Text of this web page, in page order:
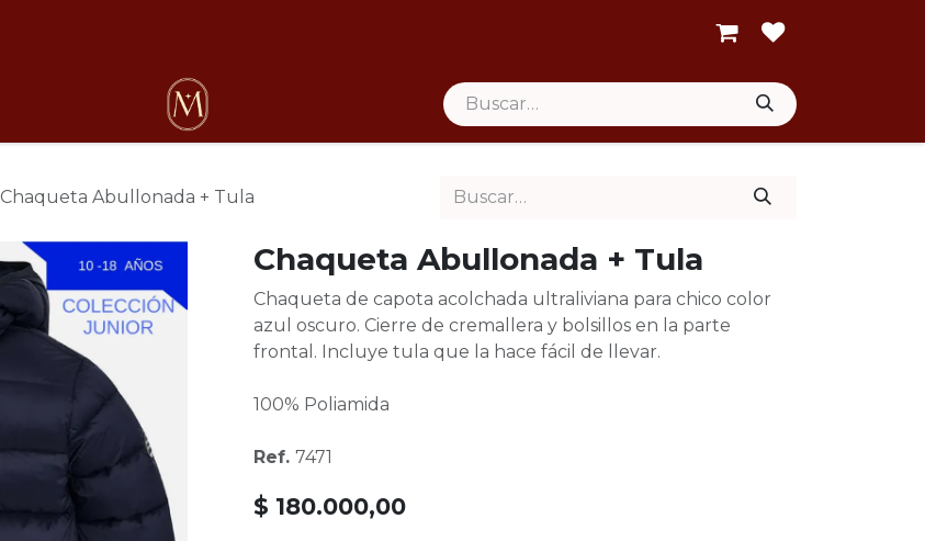
Chaqueta Abullonada + Tula
Chaqueta Abullonada + Tula
Chaqueta de capota acolchada ultraliviana para chico color
azul oscuro. Cierre de cremallera y bolsillos en la parte
frontal. Incluye tula que la hace fácil de llevar.
100% Poliamida
Ref. 7471
$ 180.000,00